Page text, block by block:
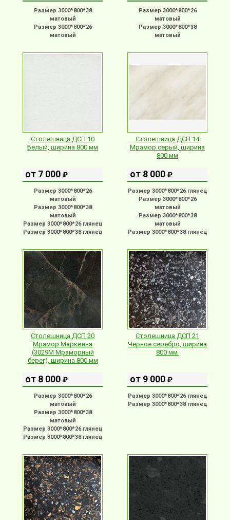
Размер 3000*800*38
матовый
Размер 3000*800*26
матовый
Размер 3000*800*26
матовый
Размер 3000*800*38
матовый
Столешница ДСП 10
Белый, ширина 800 мм
от 7 000 ₽
Размер 3000*800*26
матовый
Размер 3000*800*38
матовый
Размер 3000*800*26 глянец
Размер 3000*800*38 глянец
Столешница ДСП 14
Мрамор серый, ширина
800 мм
от 8 000 ₽
Размер 3000*800*26 глянец
Размер 3000*800*26
матовый
Размер 3000*800*38
матовый
Размер 3000*800*38 глянец
Столешница ДСП 20
Мрамор Марквина
(3029М Мраморный
берег), ширина 800 мм
от 8 000 ₽
Размер 3000*800*26
матовый
Размер 3000*800*38
матовый
Размер 3000*800*26 глянец
Размер 3000*800*38 глянец
Столешница ДСП 21
Черное серебро, ширина
800 мм
от 9 000 ₽
Размер 3000*800*26 глянец
Размер 3000*800*38 глянец